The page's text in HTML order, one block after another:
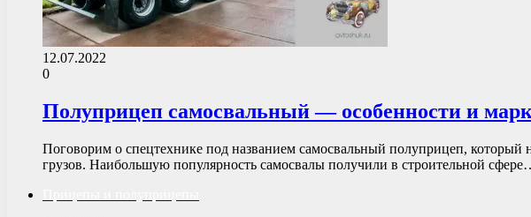
12.07.2022
0
Полуприцеп самосвальный — особенности и
Поговорим о спецтехнике под названием самосвальный полуприцеп,
грузов. Наибольшую популярность самосвалы получили в строительной